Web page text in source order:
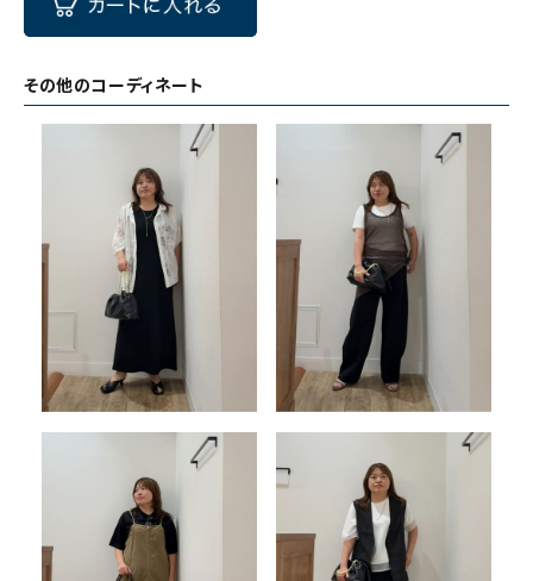
その他のコーディネート